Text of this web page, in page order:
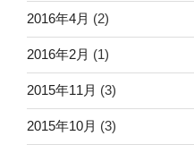
2016年4月 (2)
2016年2月 (1)
2015年11月 (3)
2015年10月 (3)